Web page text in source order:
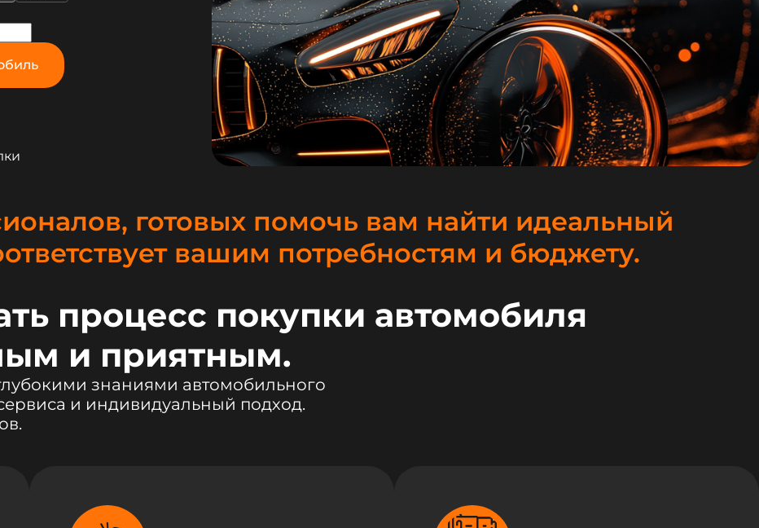
готовых помочь вам найти идеальный
вашим потребностям и бюджету.
процесс покупки автомобиля
и приятным.
знаниями автомобильного
и индивидуальный подход.